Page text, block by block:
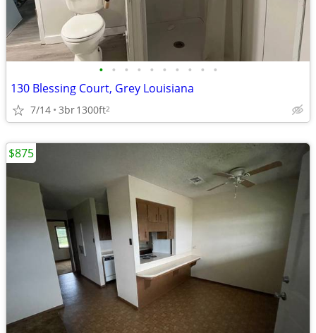
• • • • • • • • • •
130 Blessing Court, Grey Louisiana
7/14 3br1300ft2
$875